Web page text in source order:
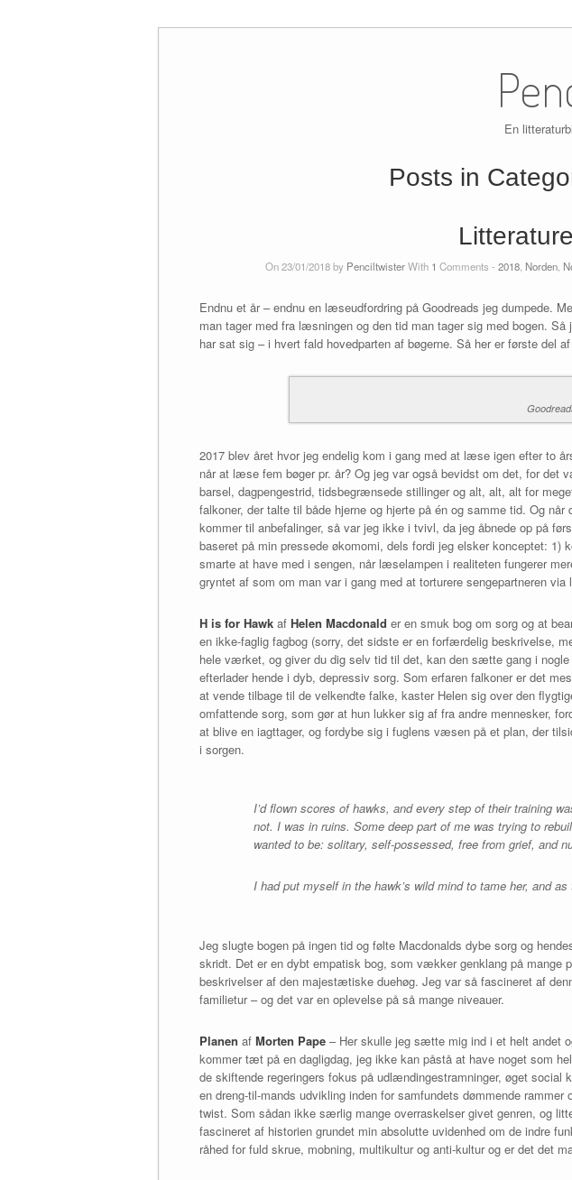
En
Posts in
On 23/01/2018 by PenciltwisterWith 1 Comments - 2018 Norden
Endnu et år – endnu en læseudfordring på Goodreads jeg dumpede.
man tager med fra læsningen og den tid man tager sig med bogen.
har sat sig – i hvert fald hovedparten af bøgerne. Så her er første del
2017 blev året hvor jeg endelig kom i gang med at læse igen efter to
når at læse fem bøger pr. år? Og jeg var også bevidst om det, for det
barsel, dagpengestrid, tidsbegrænsede stillinger og alt, alt, alt for
falkoner, der talte til både hjerne og hjerte på én og samme tid. Og
kommer til anbefalinger, så var jeg ikke i tvivl, da jeg åbnede op på
baseret på min pressede økomomi, dels fordi jeg elsker konceptet:
smarte at have med i sengen, når læselampen i realiteten fungerer
gryntet af som om man var i gang med at torturere sengepartneren
H is for Hawkaf Helen Macdonald er en smuk bog om sorg og at
en ikke-faglig fagbog (sorry, det sidste er en forfærdelig beskrivelse,
hele værket, og giver du dig selv tid til det, kan den sætte gang i
efterlader hende i dyb, depressiv sorg. Som erfaren falkoner er det
at vende tilbage til de velkendte falke, kaster Helen sig over den
omfattende sorg, som gør at hun lukker sig af fra andre mennesker,
at blive en iagttager, og fordybe sig i fuglens væsen på et plan, der
i sorgen.
I’d flown scores of hawks, and every step of their training
not. I was in ruins. Some deep part of me was trying to
wanted to be: solitary, self-possessed, free from grief, and
I had put myself in the hawk’s wild mind to tame her, and
Jeg slugte bogen på ingen tid og følte Macdonalds dybe sorg og
skridt. Det er en dybt empatisk bog, som vækker genklang på
beskrivelser af den majestætiske duehøg. Jeg var så fascineret af
familietur – og det var en oplevelse på så mange niveauer.
Planen af Morten Pape– Her skulle jeg sætte mig ind i et helt andet
kommer tæt på en dagligdag, jeg ikke kan påstå at have noget som
de skiftende regeringers fokus på udlændingestramninger, øget social
en dreng-til-mands udvikling inden for samfundets dømmende
twist. Som sådan ikke særlig mange overraskelser givet genren, og
fascineret af historien grundet min absolutte uvidenhed om de indre
råhed for fuld skrue, mobning, multikultur og anti-kultur og er det det